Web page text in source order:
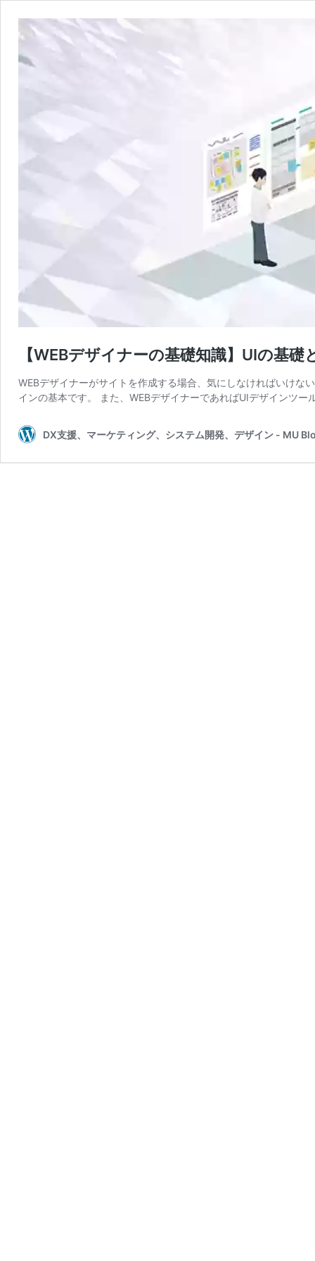
【WEBデザイナーの基礎知識】UIの基
WEBデザイナーがサイトを作成する場合、気にしなければいけな
インの基本です。 また、WEBデザイナーであればUIデザインツ
DX支援、マーケティング、システム開発、デザイン - MU